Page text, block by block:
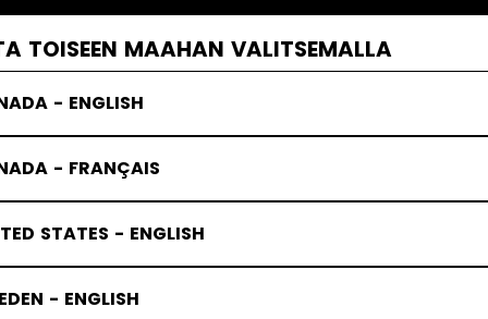
TOISEEN MAAHAN VALITSEMALLA
- ENGLISH
- FRANÇAIS
STATES - ENGLISH
- ENGLISH